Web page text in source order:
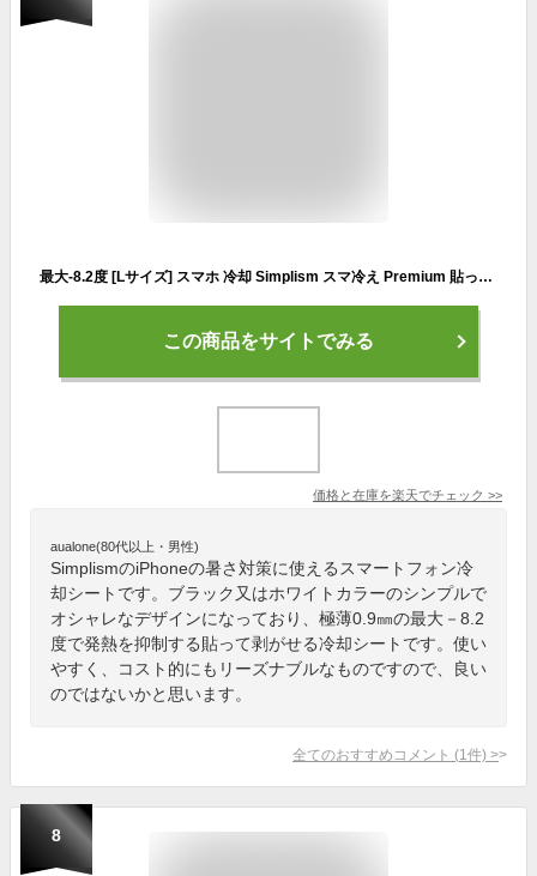
最大-8.2度 [Lサイズ] スマホ 冷却 Simplism スマ冷え Premium 貼って剥がせるスマートフォン冷却シート 蓄熱1.5倍 ラージサイズ シンプリズム トリニティ プレミアム 極薄0.9mm シート ゲーム 熱暴走対策 夏 暑さ対策 iPhone iPad Android
この商品をサイトでみる
価格と在庫を楽天でチェック >>
aualone(80代以上・男性)
SimplismのiPhoneの暑さ対策に使えるスマートフォン冷
却シートです。ブラック又はホワイトカラーのシンプルで
オシャレなデザインになっており、極薄0.9㎜の最大－8.2
度で発熱を抑制する貼って剥がせる冷却シートです。使い
やすく、コスト的にもリーズナブルなものですので、良い
のではないかと思います。
全てのおすすめコメント (1 件) >
8